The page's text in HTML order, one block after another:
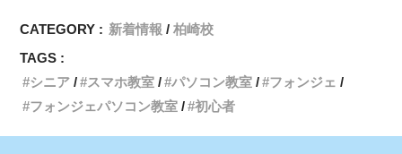
CATEGORY : 新着情報
柏崎校
TAGS :
シニア
スマホ教室 パソコン教室
フォンジェ
フォンジェパソコン教室
初心者